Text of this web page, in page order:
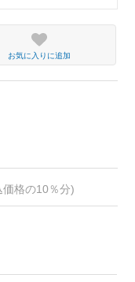
お気に入りに追加
価格の10％分)